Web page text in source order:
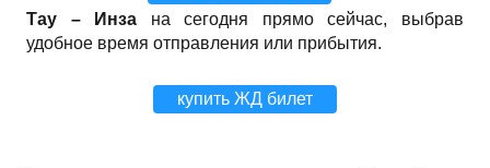
Тау – Инза на сегодня прямо сейчас, выбрав
удобное время отправления или прибытия.
купить ЖД билет